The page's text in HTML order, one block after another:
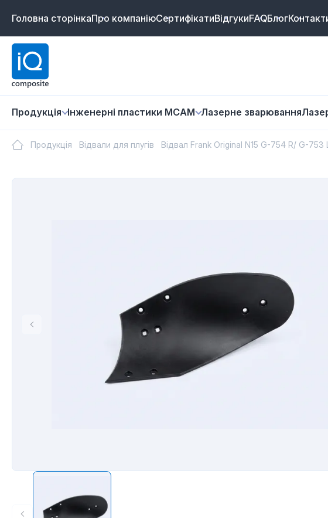
Головна сторінкаПро компаніюСертифікатиВідгукиFAQБлог
Продукція Інженерні пластики MCAM Лазернe зварювання
Продукція Відвали для плугів Відвал Frank Original N15 G-754 R/ G-753